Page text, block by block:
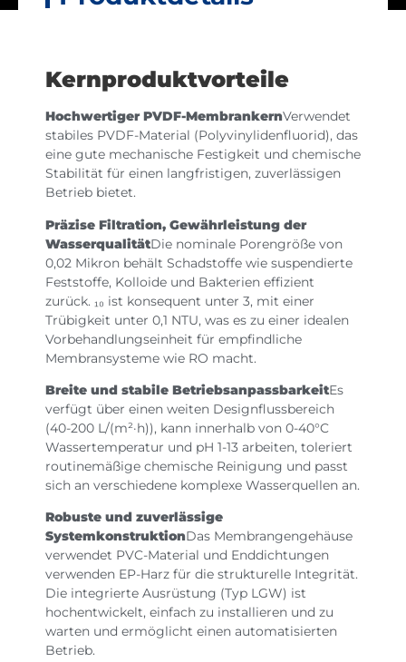
Kernproduktvorteile
Hochwertiger PVDF-MembrankernVerwendet
stabiles PVDF-Material (Polyvinylidenfluorid), das
eine gute mechanische Festigkeit und chemische
Stabilität für einen langfristigen, zuverlässigen
Betrieb bietet.
Präzise Filtration, Gewährleistung der
WasserqualitätDie nominale Porengröße von
0,02 Mikron behält Schadstoffe wie suspendierte
Feststoffe, Kolloide und Bakterien effizient
zurück. ₁₀ ist konsequent unter 3, mit einer
Trübigkeit unter 0,1 NTU, was es zu einer idealen
Vorbehandlungseinheit für empfindliche
Membransysteme wie RO macht.
Breite und stabile BetriebsanpassbarkeitEs
verfügt über einen weiten Designflussbereich
(40-200 L/(m²·h)), kann innerhalb von 0-40°C
Wassertemperatur und pH 1-13 arbeiten, toleriert
routinemäßige chemische Reinigung und passt
sich an verschiedene komplexe Wasserquellen an.
Robuste und zuverlässige
SystemkonstruktionDas Membrangengehäuse
verwendet PVC-Material und Enddichtungen
verwenden EP-Harz für die strukturelle Integrität.
Die integrierte Ausrüstung (Typ LGW) ist
hochentwickelt, einfach zu installieren und zu
warten und ermöglicht einen automatisierten
Betrieb.